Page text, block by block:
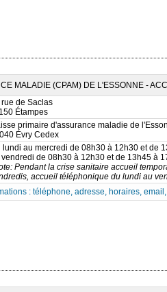
MALADIE (CPAM) DE L'ESSONNE -
de Saclas
Étampes
primaire d'assurance maladie de
Évry Cedex
lundi au mercredi de 08h30 à 12h30 et de
vendredi de 08h30 à 12h30 et de 13h45 à
Pendant la crise sanitaire accueil
accueil téléphonique du lundi au
: téléphone, adresse, horaires,